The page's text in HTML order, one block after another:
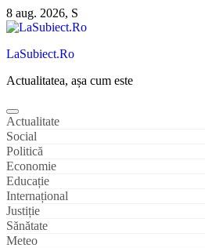
Sari
la
8 aug. 2026, S
LaSubiect.Ro
Actualitatea, așa cum este
Actualitate
Social
Politică
Economie
Educație
Internațional
Justiție
Sănătate
Meteo